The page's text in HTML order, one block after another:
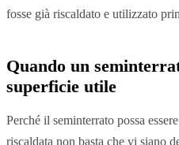
fosse già riscaldato e utilizzato
Quando un
superficie utile
Perché il seminterrato possa
riscaldata non basta che vi siano